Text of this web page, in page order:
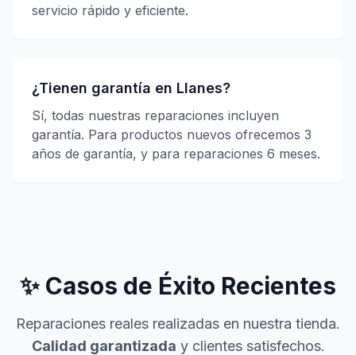
servicio rápido y eficiente.
¿Tienen garantía en Llanes?
Sí, todas nuestras reparaciones incluyen
garantía. Para productos nuevos ofrecemos 3
años de garantía, y para reparaciones 6 meses.
✨ Casos de Éxito Recientes
Reparaciones reales realizadas en nuestra tienda.
Calidad garantizada y clientes satisfechos.